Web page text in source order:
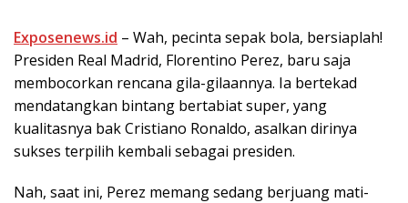
Exposenews.id – Wah, pecinta sepak bola, bersiaplah!
Presiden Real Madrid, Florentino Perez, baru saja
membocorkan rencana gila-gilaannya. Ia bertekad
mendatangkan bintang bertabiat super, yang
kualitasnya bak Cristiano Ronaldo, asalkan dirinya
sukses terpilih kembali sebagai presiden.
Nah, saat ini, Perez memang sedang berjuang mati-